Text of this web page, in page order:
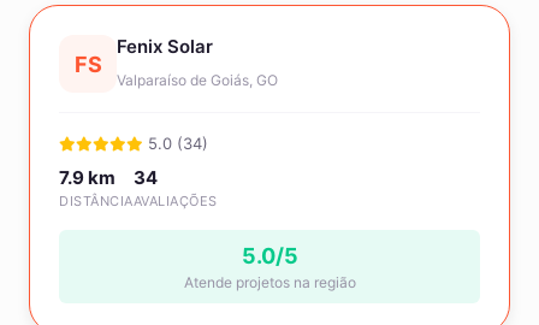
FS
Fenix Solar
Valparaíso de Goiás, GO
5.0 (34)
7.9 km
DISTÂNCIA
34
AVALIAÇÕES
5.0/5
Atende projetos na região